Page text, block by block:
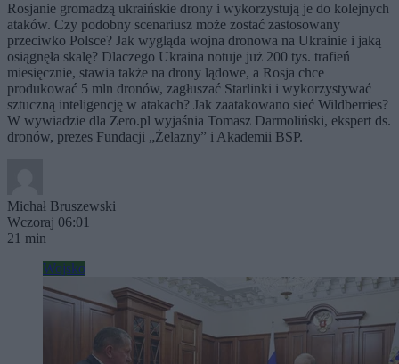
Rosjanie gromadzą ukraińskie drony i wykorzystują je do kolejnych
ataków. Czy podobny scenariusz może zostać zastosowany
przeciwko Polsce? Jak wygląda wojna dronowa na Ukrainie i jaką
osiągnęła skalę? Dlaczego Ukraina notuje już 200 tys. trafień
miesięcznie, stawia także na drony lądowe, a Rosja chce
produkować 5 mln dronów, zagłuszać Starlinki i wykorzystywać
sztuczną inteligencję w atakach? Jak zaatakowano sieć Wildberries?
W wywiadzie dla Zero.pl wyjaśnia Tomasz Darmoliński, ekspert ds.
dronów, prezes Fundacji „Żelazny” i Akademii BSP.
Michał Bruszewski
Wczoraj 06:01
21 min
Wojsko